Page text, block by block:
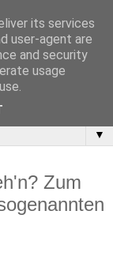
Recht der
dienste
▼
Zum
its services
user-agent are
and security
usage